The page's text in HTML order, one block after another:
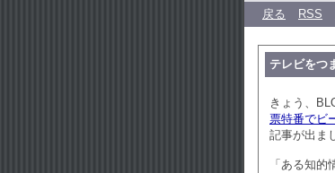
戻る RSS
テレビをつ
きょう、
票特番でビ
記事が出ま
「ある知